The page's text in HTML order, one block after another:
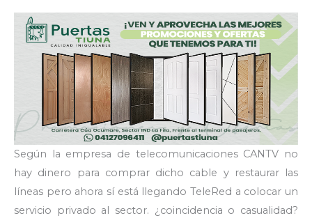
Según la empresa de telecomunicaciones CANTV no
hay dinero para comprar dicho cable y restaurar las
líneas pero ahora sí está llegando TeleRed a colocar un
servicio privado al sector. ¿coincidencia o casualidad?